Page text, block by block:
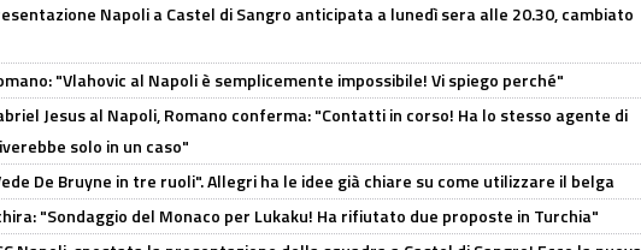
Napoli a Castel di Sangro anticipata a lunedì sera alle 20.30, cambiato
"Vlahovic al Napoli è semplicemente impossibile! Vi spiego perché"
Jesus al Napoli, Romano conferma: "Contatti in corso! Ha lo stesso agente di
solo in un caso"
De Bruyne in tre ruoli". Allegri ha le idee già chiare su come utilizzare il belga
"Sondaggio del Monaco per Lukaku! Ha rifiutato due proposte in Turchia"